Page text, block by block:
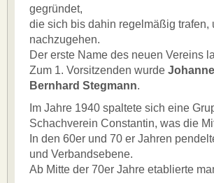
gegründet,
die sich bis dahin regelmäßig
nachzugehen.
Der erste Name des neuen Vereins
Zum 1. Vorsitzenden wurde
Bernhard Stegmann.
Im Jahre 1940 spaltete sich eine
Schachverein Constantin, was die
In den 60er und 70 er Jahren
und Verbandsebene.
Ab Mitte der 70er Jahre etablierte